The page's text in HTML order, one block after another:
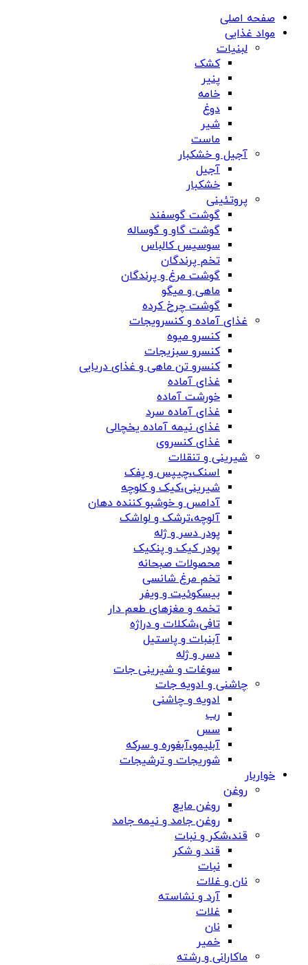
صفحه اصلی
مواد غذایی
لبنیات
کشک
پنیر
خامه
دوغ
شیر
ماست
آجیل و خشکبار
آجیل
خشکبار
پروتئینی
گوشت گوسفند
گوشت گاو و گوساله
سوسیس کالباس
تخم پرندگان
گوشت مرغ و پرندگان
ماهی و میگو
گوشت چرخ کرده
غذای آماده و کنسرویجات
کنسرو میوه
کنسرو سبزیجات
کنسرو تن ماهی و غذای دریایی
غذای آماده
خورشت آماده
غذای آماده سرد
غذای نیمه آماده یخچالی
غذای کنسروی
شیرینی و تنقلات
اسنک،چیپس و پفک
شیرینی،کیک و کلوچه
آدامس و خوشبو کننده دهان
آلوچه،ترشک و لواشک
پودر دسر و ژله
پودر کیک و پنکیک
محصولات صبحانه
تخم مرغ شانسی
بیسکوئیت و ویفر
تخمه و مغزهای طعم دار
تافی،شکلات و دراژه
آبنبات و پاستیل
دسر و ژله
سوغات و شیرینی جات
چاشنی و ادویه جات
ادویه و چاشنی
رب
سس
آبلیمو،آبغوره و سرکه
شوریجات و ترشیجات
خواربار
روغن
روغن مایع
روغن جامد و نیمه جامد
قند،شکر و نبات
قند و شکر
نبات
نان و غلات
آرد و نشاسته
غلات
نان
خمیر
ماکارانی و رشته